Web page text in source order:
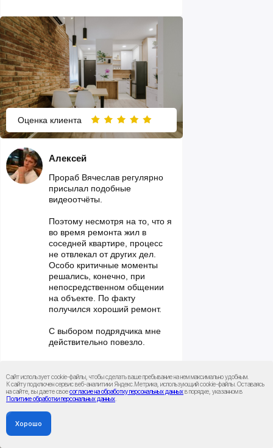
Сайт использует cookie-файлы, чтобы сделать ваше пребывание на нем максимально удобным.
К cайту подключен сервис веб-аналитики Яндекс.Метрика, использующий cookie-файлы. Оставаясь
на сайте, вы даете своесогласие на обработку персональных данныхв порядке, указанном в
Политике обработки персональных данных
Хорошо
Оценка клиента
Прораб Вячеслав регулярно
присылал подобные
видеоотчёты.
Поэтому несмотря на то, что я
во время ремонта жил в
соседней квартире, процесс
не отвлекал от других дел.
Особо критичные моменты
решались, конечно, при
непосредственном общении
на объекте. По факту
получился хороший ремонт.
С выбором подрядчика мне
действительно повезло.
Алексей